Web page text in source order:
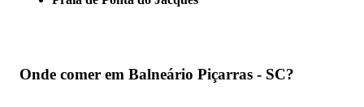
Onde comer em Balneário Piçarras - SC?